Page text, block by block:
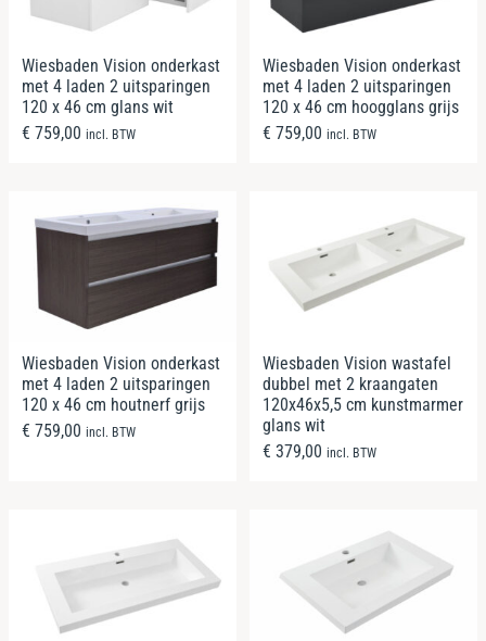
Wiesbaden Vision onderkast
met 4 laden 2 uitsparingen
120 x 46 cm glans wit
€ 759,00 incl. BTW
Wiesbaden Vision onderkast
met 4 laden 2 uitsparingen
120 x 46 cm hoogglans grijs
€ 759,00 incl. BTW
Wiesbaden Vision onderkast
met 4 laden 2 uitsparingen
120 x 46 cm houtnerf grijs
€ 759,00 incl. BTW
Wiesbaden Vision wastafel
dubbel met 2 kraangaten
120x46x5,5 cm kunstmarmer
glans wit
€ 379,00 incl. BTW